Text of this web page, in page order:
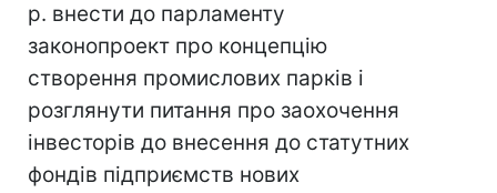
р. внести до парламенту
законопроект про концепцію
створення промислових парків і
розглянути питання про заохочення
інвесторів до внесення до статутних
фондів підприємств нових